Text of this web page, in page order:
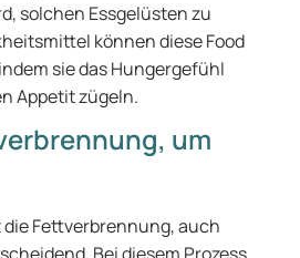
solchen Essgelüsten zu
können diese Food
sie das Hungergefühl
Appetit zügeln.
um
die Fettverbrennung, auch